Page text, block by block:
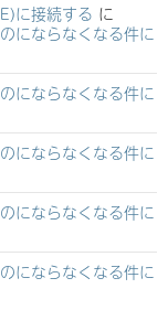
に接続する に
にならなくなる件に
にならなくなる件に
にならなくなる件に
にならなくなる件に
にならなくなる件に